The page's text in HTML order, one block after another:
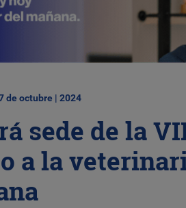
de octubre | 2024
sede de la
a la